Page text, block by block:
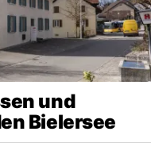
und
Bielersee